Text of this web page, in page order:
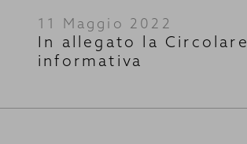
11 Maggio 2022
In allegato la Circolare
informativa